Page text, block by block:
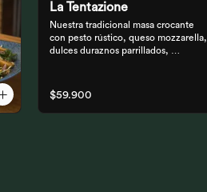
La Tentazione
Nuestra tradicional masa crocante
con pesto rústico, queso mozzarella,
dulces duraznos parrillados,
$59.900